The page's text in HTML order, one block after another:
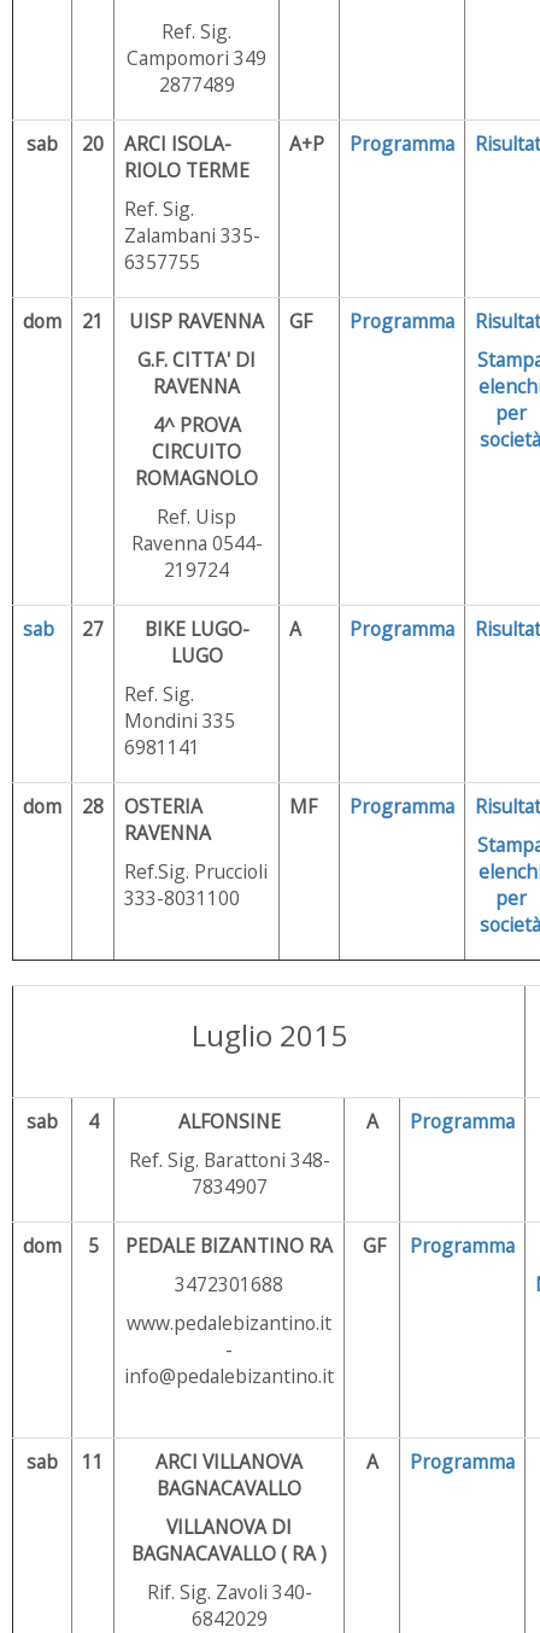
Ref. Sig.
Campomori 349
2877489
sab 20
ARCI ISOLA-
RIOLO TERME
Ref. Sig.
Zalambani 335-
6357755
A+P Programma
dom 21
UISP RAVENNA
G.F. CITTA' DI
RAVENNA
4^ PROVA
CIRCUITO
ROMAGNOLO
Ref. Uisp
Ravenna 0544-
219724
GF Programma
per
società
sab 27
BIKE LUGO-
LUGO
Ref. Sig.
Mondini 335
6981141
A Programma
dom 28
OSTERIA
RAVENNA
Ref.Sig. Pruccioli
333-8031100
MF Programma
per
società
Luglio 2015
sab 4
ALFONSINE
Ref. Sig. Barattoni 348-
7834907
A Programma
dom 5
PEDALE BIZANTINO RA
3472301688
www.pedalebizantino.it
-
info@pedalebizantino.it
GF
Programma
sab 11
ARCI VILLANOVA
BAGNACAVALLO
VILLANOVA DI
BAGNACAVALLO ( RA )
Rif. Sig. Zavoli 340-
6842029
A Programma